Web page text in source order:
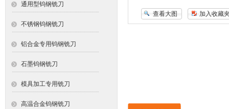
通用型钨钢铣刀
不锈钢钨钢铣刀
铝合金专用钨钢铣刀
石墨钨钢铣刀
模具加工专用铣刀
高温合金钨钢铣刀
查看大图 加入收藏